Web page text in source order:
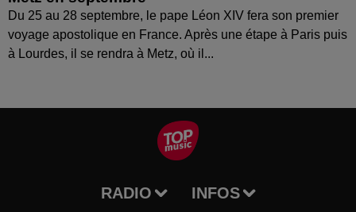
Du 25 au 28 septembre, le pape Léon XIV fera son premier
voyage apostolique en France. Après une étape à Paris puis
à Lourdes, il se rendra à Metz, où il...
RADIO INFOS